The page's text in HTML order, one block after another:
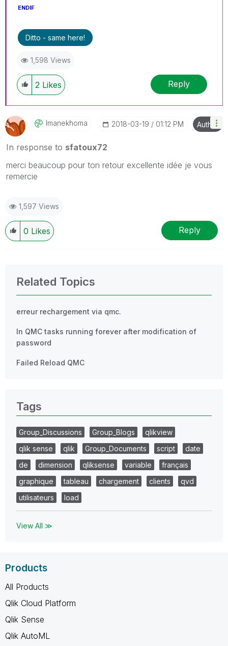
ENDIF
Ditto - same here!
1,598 Views
2 Likes Reply
Imanekhoma ‎2018-03-19 01:12 PM Author
In response to sfatoux72
merci beaucoup pour ton retour excellente idée je vous
remercie
1,597 Views
0 Likes Reply
Related Topics
erreur rechargement via qmc.
In QMC tasks running forever after modification of
password
Failed Reload QMC
Tags
Group_Discussions Group_Blogs
qlikview
qlik sense
qlik Group_Documents script
date
de
dimension qliksense variable
français
graphique
tableau chargement clients
qvd
utilisateurs
load
View All ≫
Products
All Products
Qlik Cloud Platform
Qlik Sense
Qlik AutoML